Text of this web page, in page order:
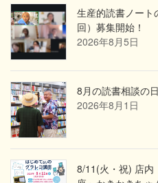
生産的読書ノー
回）募集開始！
2026年8月5日
8月の読書相談の日
2026年8月1日
8/11(火・祝) 店内